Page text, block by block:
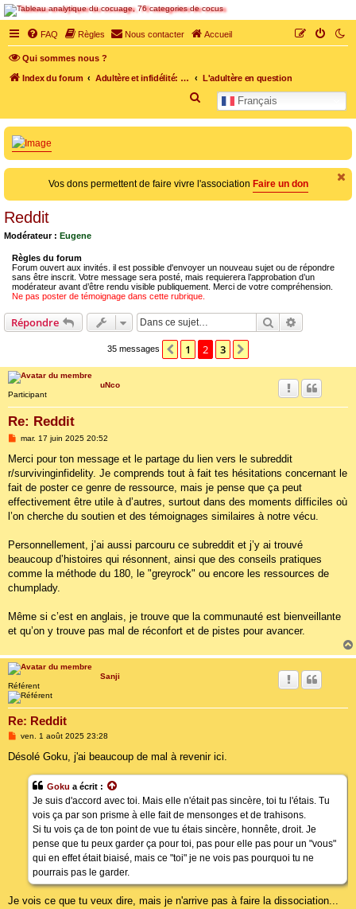
SOS cocu
SOS cocu est une association loi 1901 dont l'objet est le soutien aux victimes d'adultère.
Pouvoir parler, se confier, recevoir un soutien moral pour traverser une situation
FAQ Règles Nous contacter Accueil
Qui sommes nous ?
Index du forum Adultère et infidélité: des sujets tabous L'adultère en question
Français
r
Vos dons permettent de faire vivre l'association Faire un don
Reddit
Modérateur : Eugene
Règles du forum
Forum ouvert aux invités. il est possible d'envoyer un nouveau sujet ou de répondre
sans être inscrit. Votre message sera posté, mais requierera l’approbation d’un
modérateur avant d’être rendu visible publiquement. Merci de votre compréhension.
Ne pas poster de témoignage dans cette rubrique.
Répondre Rechercher
35 messages Précédente
1 2 3
uNco
Participant
Re: Reddit
M
s
a
g
mar. 17 juin 2025 20:52
Merci pour ton message et le partage du lien vers le subreddit
r/survivinginfidelity. Je comprends tout à fait tes hésitations concernant le
fait de poster ce genre de ressource, mais je pense que ça peut
effectivement être utile à d’autres, surtout dans des moments difficiles où
l’on cherche du soutien et des témoignages similaires à notre vécu.
Personnellement, j’ai aussi parcouru ce subreddit et j’y ai trouvé
beaucoup d’histoires qui résonnent, ainsi que des conseils pratiques
comme la méthode du 180, le "greyrock" ou encore les ressources de
chumplady.
Même si c’est en anglais, je trouve que la communauté est bienveillante
et qu’on y trouve pas mal de réconfort et de pistes pour avancer.
Sanji
Référent
Re: Reddit
M
s
ven. 1 août 2025 23:28
Désolé Goku, j'ai beaucoup de mal à revenir ici.
Goku a écrit :
Je suis d'accord avec toi. Mais elle n'était pas sincère, toi tu l'étais. Tu
vois ça par son prisme à elle fait de mensonges et de trahisons.
Si tu vois ça de ton point de vue tu étais sincère, honnête, droit. Je
pense que tu peux garder ça pour toi, pas pour elle pas pour un "vous"
qui en effet était biaisé, mais ce "toi" je ne vois pas pourquoi tu ne
pourrais pas le garder.
Je vois ce que tu veux dire, mais je n'arrive pas à faire la dissociation...